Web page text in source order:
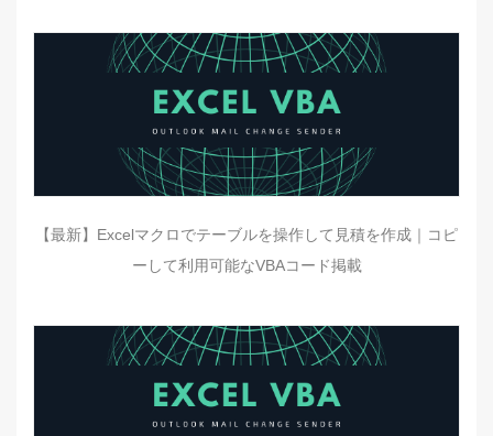
【最新】Excelマクロでテーブルを操作して見積を作成｜コピ
ーして利用可能なVBAコード掲載